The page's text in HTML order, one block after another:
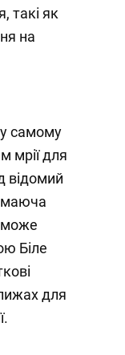
такі як
на
самому
мрії для
відомий
може
Біле
для